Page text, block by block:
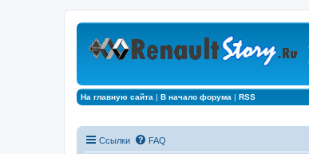
На главную сайта | В начало форума | RSS
Ссылки FAQ